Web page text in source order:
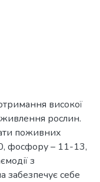
високої
живлення рослин.
поживних
фосфору – 11-13,
з
забезпечує себе